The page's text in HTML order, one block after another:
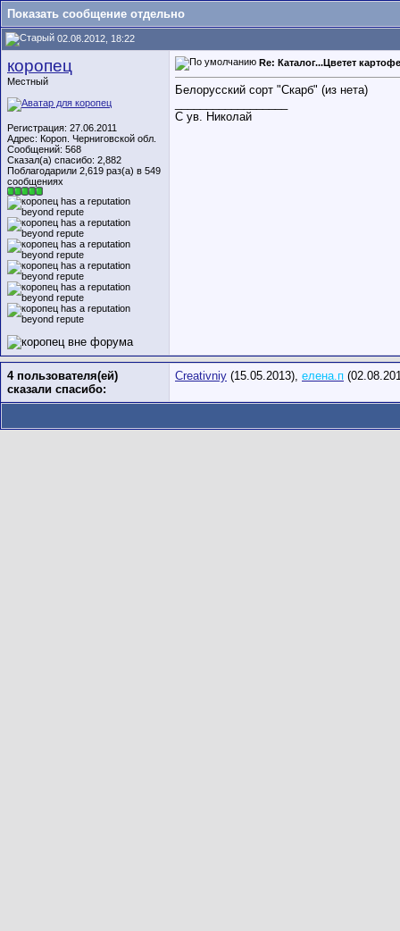
Показать сообщение отдельно
02.08.2012, 18:22
коропец
Местный
Регистрация: 27.06.2011
Адрес: Короп. Черниговской обл.
Сообщений: 568
Сказал(а) спасибо: 2,882
Поблагодарили 2,619 раз(а) в 549
сообщениях
Re: Каталог...Цветет
Белорусский сорт "Скарб" (из нета)
С ув. Николай
4 пользователя(ей)
сказали cпасибо:
Creativniy (15.05.2013), елена.п